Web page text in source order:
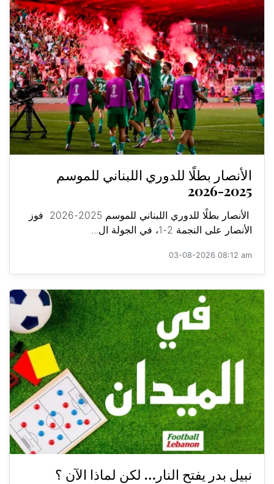
الأنصار بطلًا للدوري اللبناني للموسم
2025-2026
الأنصار بطلًا للدوري اللبناني للموسم 2025-2026 فوز
الأنصار على النجمة 2-1، في الجولة ال...
03-08-2026 08:12 am
نبيل بدر يفتح النار… لكن لماذا الآن ؟